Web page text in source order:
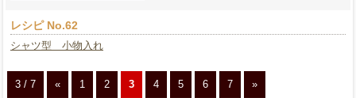
レシピ No.62
シャツ型 小物入れ
3 / 7 « 1 2 3 4 5 6 7 »